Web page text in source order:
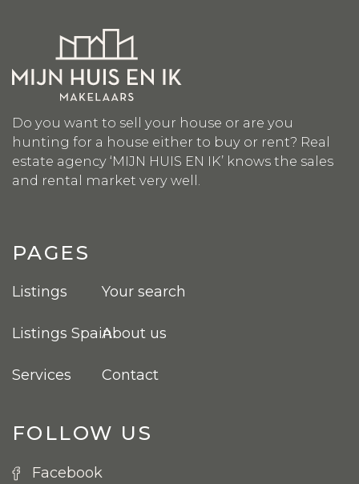
Do you want to sell your house or are you
hunting for a house either to buy or rent? Real
estate agency ‘MIJN HUIS EN IK’ knows the sales
and rental market very well.
PAGES
Listings
Listings Spain
Services
Your search
About us
Contact
FOLLOW US
Facebook